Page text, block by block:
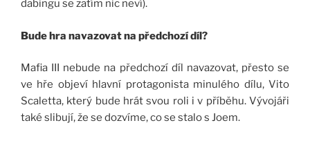
dabingu se zatím nic neví).
Bude hra navazovat na předchozí díl?
Mafia III nebude na předchozí díl navazovat, přesto se
ve hře objeví hlavní protagonista minulého dílu, Vito
Scaletta, který bude hrát svou roli i v příběhu. Vývojáři
také slibují, že se dozvíme, co se stalo s Joem.